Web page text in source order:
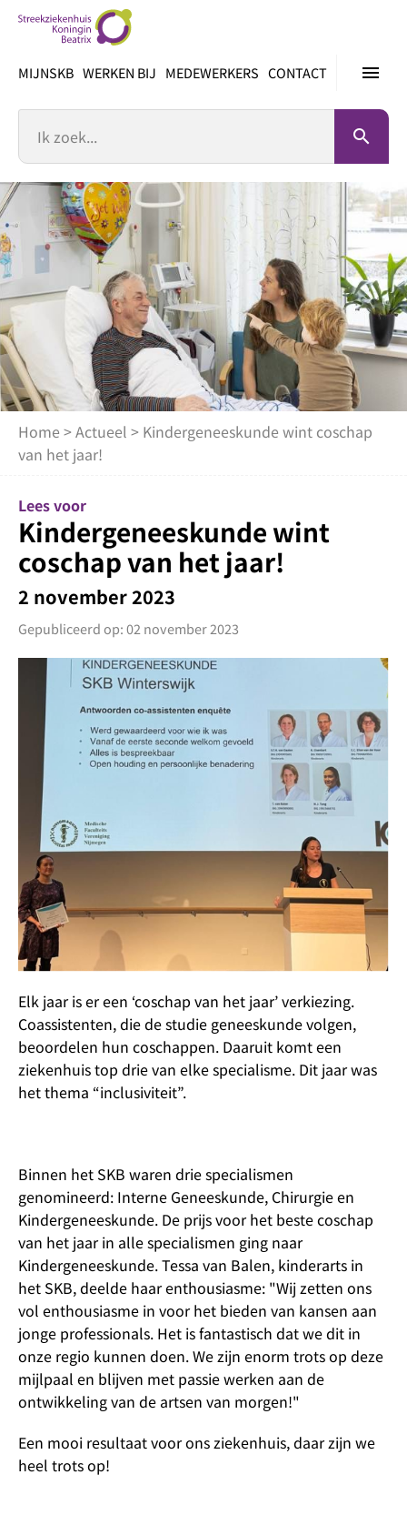
inhoud
menu
MIJNSKB WERKEN BIJ MEDEWERKERS CONTACT
search
Home >Actueel > Kindergeneeskunde wint coschap
van het jaar!
Lees voor
Kindergeneeskunde wint
coschap van het jaar!
2 november 2023
Gepubliceerd op: 02 november 2023
Elk jaar is er een ‘coschap van het jaar’ verkiezing.
Coassistenten, die de studie geneeskunde volgen,
beoordelen hun coschappen. Daaruit komt een
ziekenhuis top drie van elke specialisme. Dit jaar was
het thema “inclusiviteit”.
Binnen het SKB waren drie specialismen
genomineerd: Interne Geneeskunde, Chirurgie en
Kindergeneeskunde. De prijs voor het beste coschap
van het jaar in alle specialismen ging naar
Kindergeneeskunde. Tessa van Balen, kinderarts in
het SKB, deelde haar enthousiasme: "Wij zetten ons
vol enthousiasme in voor het bieden van kansen aan
jonge professionals. Het is fantastisch dat we dit in
onze regio kunnen doen. We zijn enorm trots op deze
mijlpaal en blijven met passie werken aan de
ontwikkeling van de artsen van morgen!"
Een mooi resultaat voor ons ziekenhuis, daar zijn we
heel trots op!